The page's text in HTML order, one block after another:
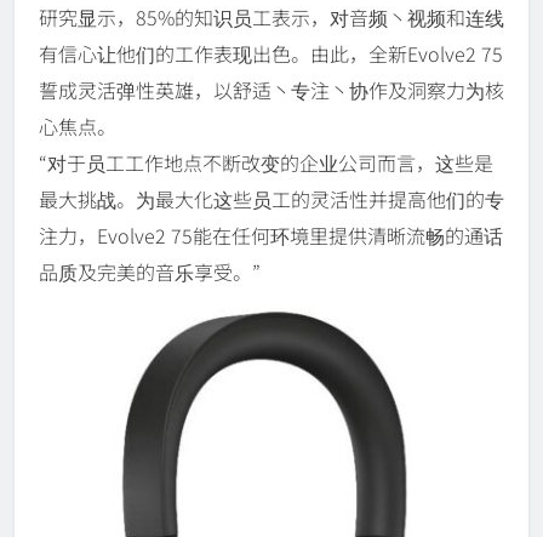
研究显示，85%的知识员工表示，对音频丶视频和连线
有信心让他们的工作表现出色。由此，全新Evolve2 75
誓成灵活弹性英雄，以舒适丶专注丶协作及洞察力为核
心焦点。
“对于员工工作地点不断改变的企业公司而言，这些是
最大挑战。为最大化这些员工的灵活性并提高他们的专
注力，Evolve2 75能在任何环境里提供清晰流畅的通话
品质及完美的音乐享受。”